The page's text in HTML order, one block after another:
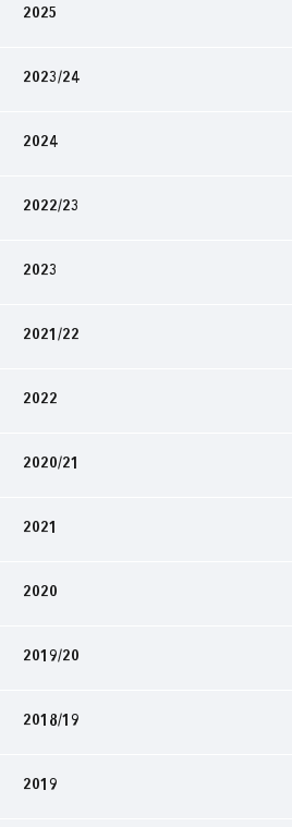
2025
2023/24
2024
2022/23
2023
2021/22
2022
2020/21
2021
2020
2019/20
2018/19
2019